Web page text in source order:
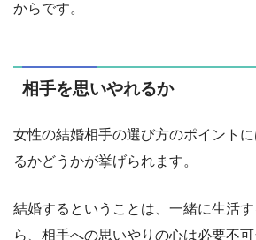
からです。
相手を思いやれるか
女性の結婚相手の選び方のポイント
るかどうかが挙げられます。
結婚するということは、一緒に生活
ら、相手への思いやりの心は必要不可